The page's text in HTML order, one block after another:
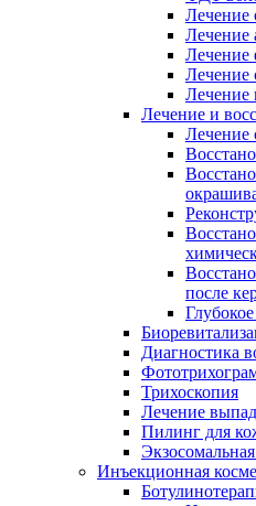
Лечение
Лечение
Лечение
Лечение
Лечение
Лечение и
Лечение
после
Диагностика
Трихоскопия
Лечение
Пилинг для
Инъекционная